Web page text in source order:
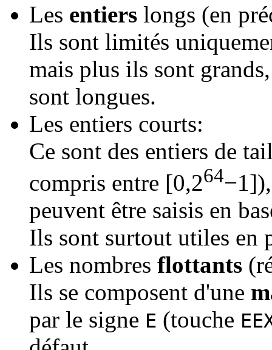
Les entiers longs (en
Ils sont limités
mais plus ils sont
sont longues.
Les entiers courts:
Ce sont des entiers de
compris entre [0,264
peuvent être saisis en
Ils sont surtout utiles en
Les nombres flottants
Ils se composent d'une
par le signe E (touche